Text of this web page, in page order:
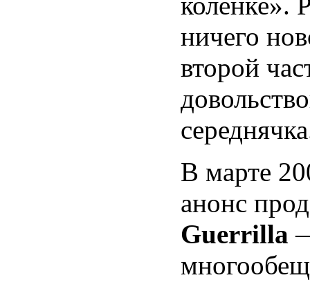
ничего
второй
В марте
анонс
Guerrilla